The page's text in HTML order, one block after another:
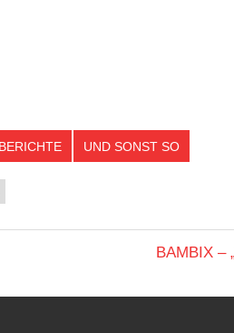
UND SONST SO
Nächster
BAMBIX –